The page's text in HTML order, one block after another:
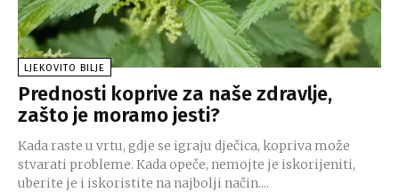
LJEKOVITO BILJE
Prednosti koprive za naše zdravlje,
zašto je moramo jesti?
Kada raste u vrtu, gdje se igraju dječica, kopriva može
stvarati probleme. Kada opeče, nemojte je iskorijeniti,
uberite je i iskoristite na najbolji način....